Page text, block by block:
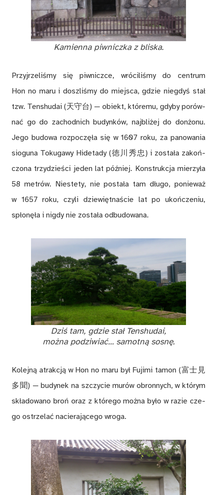
Ka­mien­na piw­nicz­ka z bli­ska.
Przyj­rze­li­śmy się piw­nicz­ce, wró­ci­li­śmy do cen­trum
Hon no maru i do­szli­śmy do miej­sca, gdzie nie­gdyś stał
tzw. Ten­shu­dai (天守台) — obiekt, któ­re­mu, gdy­by po­rów­
nać go do za­chod­nich bu­dyn­ków, naj­bli­żej do don­żo­nu.
Jego bu­do­wa roz­po­czę­ła się w 1607 roku, za pa­no­wa­nia
sio­gu­na To­ku­ga­wy Hi­de­ta­dy (徳川秀忠) i zo­sta­ła za­koń­
czo­na trzy­dzie­ści je­den lat póź­niej. Kon­struk­cja mie­rzy­ła
58 me­trów. Nie­ste­ty, nie po­sta­ła tam dłu­go, po­nie­waż
w 1657 roku, czy­li dzie­więt­na­ście lat po ukoń­cze­niu,
spło­nę­ła i ni­gdy nie zo­sta­ła od­bu­do­wa­na.
Dziś tam, gdzie stał Ten­shu­dai,
moż­na po­dzi­wiać… sa­mot­ną so­snę.
Ko­lej­ną atrak­cją w Hon no maru był Fu­ji­mi ta­mon (富士見
多聞) — bu­dy­nek na szczy­cie mu­rów obron­nych, w któ­rym
skła­do­wa­no broń oraz z któ­re­go moż­na by­ło w ra­zie cze­
go ostrze­lać na­cie­ra­ją­ce­go wro­ga.